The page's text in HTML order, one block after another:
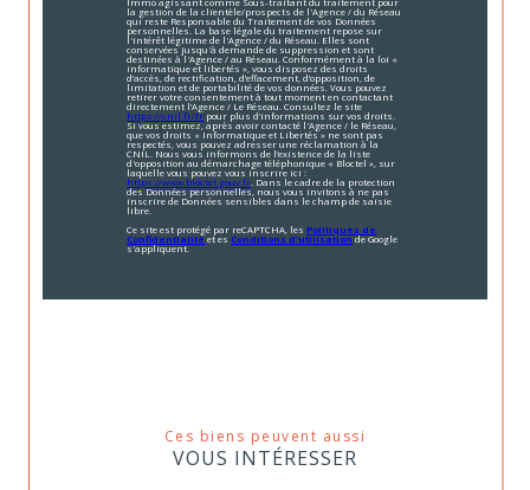
la gestion de la clientèle/prospects de l'Agence / du Réseau
qui reste Responsable du Traitement de vos Données
personnelles. La base légale du traitement repose sur
l'intérêt légitime de l'Agence / du Réseau. Elles sont
conservées jusqu'à demande de suppression et sont
destinées à l'Agence / au Réseau. Conformément à la loi «
informatique et libertés », vous disposez des droits
d’accès, de rectification, d’effacement, d’opposition, de
limitation et de portabilité de vos données. Vous pouvez
retirer votre consentement à tout moment en contactant
directement l’Agence / Le Réseau. Consultez le site
https://cnil.fr/fr pour plus d’informations sur vos droits.
Si vous estimez, après avoir contacté l'Agence / le Réseau,
que vos droits « Informatique et Libertés » ne sont pas
respectés, vous pouvez adresser une réclamation à la
CNIL. Nous vous informons de l’existence de la liste
d'opposition au démarchage téléphonique « Bloctel », sur
laquelle vous pouvez vous inscrire ici :
https://www.bloctel.gouv.fr . Dans le cadre de la protection
des Données personnelles, nous vous invitons à ne pas
inscrire de Données sensibles dans le champ de saisie
libre.
Ce site est protégé par reCAPTCHA, lesPolitiques de
Confidentialitéet es Conditions d'utilisationde Google
s'appliquent.
Ces biens peuvent aussi
VOUS INTÉRESSER